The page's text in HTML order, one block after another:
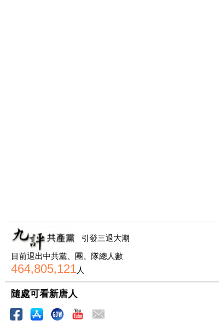
引發三退大潮
目前退出中共黨、團、隊總人數
464,805,121人
隨處可看新唐人